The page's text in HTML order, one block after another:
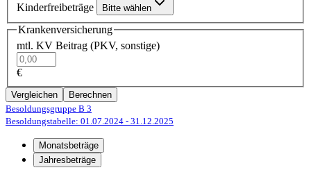
Kinderfreibeträge Bitte wählen
Krankenversicherung
mtl. KV Beitrag (PKV, sonstige)
€
Vergleichen
Berechnen
Besoldungsgruppe B 3
Besoldungstabelle: 01.07.2024 - 31.12.2025
Monatsbeträge
Jahresbeträge